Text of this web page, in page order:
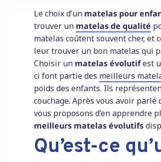
Le choix d’un matelas pour
trouver un matelas de qualité
matelas coûtent souvent cher, et
leur trouver un bon matelas qui
Choisir un matelas évolutifest
ci font partie des meilleurs
poids des enfants. Ils
couchage. Après vous avoir parlé
vous proposons d’en apprendre
meilleurs matelas évolutifs
Qu’est-ce